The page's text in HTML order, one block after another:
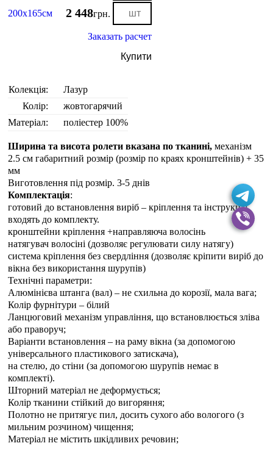
200х165см 2 448грн.
Заказать расчет
Купити
Колекція:
Лазур
Колір:
жовтогарячий
Матеріал:
поліестер 100%
Ширина та висота ролети вказана по тканині, механізм
2.5 см габаритний розмір (розмір по краях кронштейнів) + 35
мм
Виготовлення під розмір. 3-5 днiв
Комплектація:
готовий до встановлення виріб – кріплення та інструкція
входять до комплекту.
кронштейни кріплення +направляюча волосінь
натягувач волосіні (дозволяє регулювати силу натягу)
система кріплення без свердління (дозволяє кріпити виріб до
вікна без використання шурупів)
Технічні параметри:
Алюмінієва штанга (вал) – не схильна до корозії, мала вага;
Колір фурнітури – білий
Ланцюговий механізм управління, що встановлюється зліва
або праворуч;
Варіанти встановлення – на раму вікна (за допомогою
універсального пластикового затискача),
на стелю, до стіни (за допомогою шурупів немає в
комплекті).
Шторний матеріал не деформується;
Колір тканини стійкий до вигоряння;
Полотно не притягує пил, досить сухого або вологого (з
мильним розчином) чищення;
Матеріал не містить шкідливих речовин;